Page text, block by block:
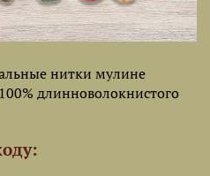
нитки мулине
длинноволокнистого